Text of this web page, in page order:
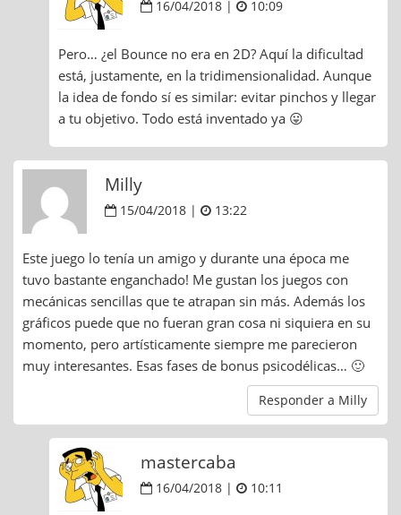
16/04/2018 | 10:09
Pero… ¿el Bounce no era en 2D? Aquí la dificultad
está, justamente, en la tridimensionalidad. Aunque
la idea de fondo sí es similar: evitar pinchos y llegar
a tu objetivo. Todo está inventado ya 😛
Milly
15/04/2018 | 13:22
Este juego lo tenía un amigo y durante una época me
tuvo bastante enganchado! Me gustan los juegos con
mecánicas sencillas que te atrapan sin más. Además los
gráficos puede que no fueran gran cosa ni siquiera en su
momento, pero artísticamente siempre me parecieron
muy interesantes. Esas fases de bonus psicodélicas… 🙂
Responder a Milly
mastercaba
16/04/2018 | 10:11